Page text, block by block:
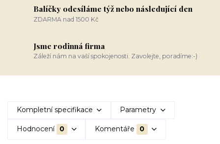
Balíčky odesíláme týž nebo následující den
ZDARMA nad 1500 Kč
Jsme rodinná firma
Záleží nám na vaší spokojenosti. Zavolejte, poradíme:-)
Kompletní specifikace Parametry
Hodnocení 0 Komentáře 0